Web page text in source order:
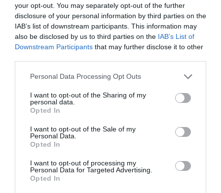
your opt-out. You may separately opt-out of the further
disclosure of your personal information by third parties on the
IAB’s list of downstream participants. This information may
also be disclosed by us to third parties on the IAB’s List of
Downstream Participants that may further disclose it to other
Personal Data Processing Opt Outs
I want to opt-out of the Sharing of my
personal data.
Opted In
I want to opt-out of the Sale of my
Personal Data.
Opted In
I want to opt-out of processing my
Personal Data for Targeted Advertising.
Opted In
Es tracta d’una intervenció pensada per a cuidar els
arbres, a més de protegir la salut de les persones i dels
animals de companyia. I és que els
d’esta espècie poden provocar irritacions i reaccions
al·lèrgiques, especialment en els més sensibles.
Des del consistori recorden que la
col·laboració veïnal
és claui animen la ciutadania a avisar l’Ajuntament en